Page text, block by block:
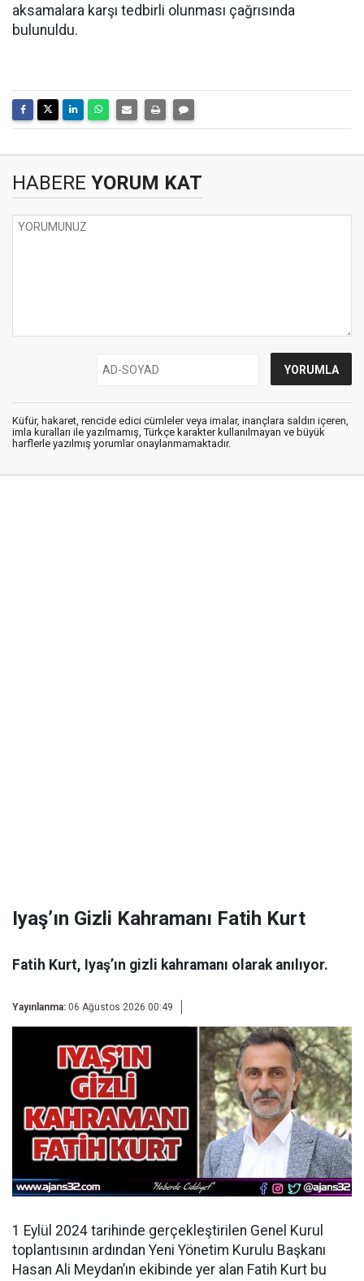
aksamalara karşı tedbirli olunması çağrısında
bulunuldu.
HABERE YORUM KAT
Küfür, hakaret, rencide edici cümleler veya imalar, inançlara saldırı içeren,
imla kuralları ile yazılmamış, Türkçe karakter kullanılmayan ve büyük
harflerle yazılmış yorumlar onaylanmamaktadır.
Iyaş’ın Gizli Kahramanı Fatih Kurt
Fatih Kurt, Iyaş’ın gizli kahramanı olarak anılıyor.
Yayınlanma: 06 Ağustos 2026 00:49
1 Eylül 2024 tarihinde gerçekleştirilen Genel Kurul
toplantısının ardından Yeni Yönetim Kurulu Başkanı
Hasan Ali Meydan’ın ekibinde yer alan Fatih Kurt bu